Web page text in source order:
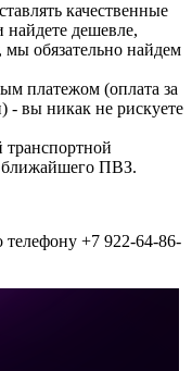
качественные
дешевле,
обязательно найдем
платежом (оплата за
- вы никак не рискуете
транспортной
ПВЗ.
телефону +7 922-64-86-